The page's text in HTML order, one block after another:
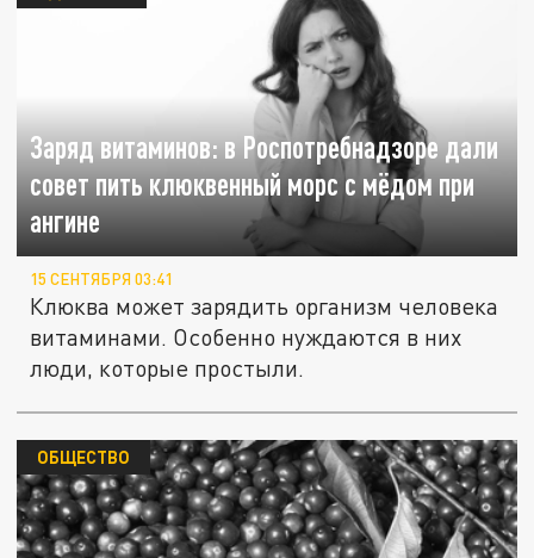
Заряд витаминов: в Роспотребнадзоре дали
совет пить клюквенный морс с мёдом при
ангине
15 СЕНТЯБРЯ 03:41
Клюква может зарядить организм человека
витаминами. Особенно нуждаются в них
люди, которые простыли.
ОБЩЕСТВО